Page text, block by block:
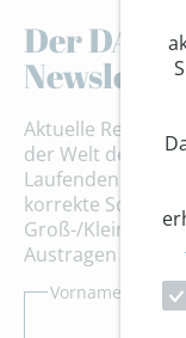
Der DAV
Newsletter
Aktuelle
der Welt des
Laufenden!
korrekte
Groß-/
Austragen aus
Vorname *